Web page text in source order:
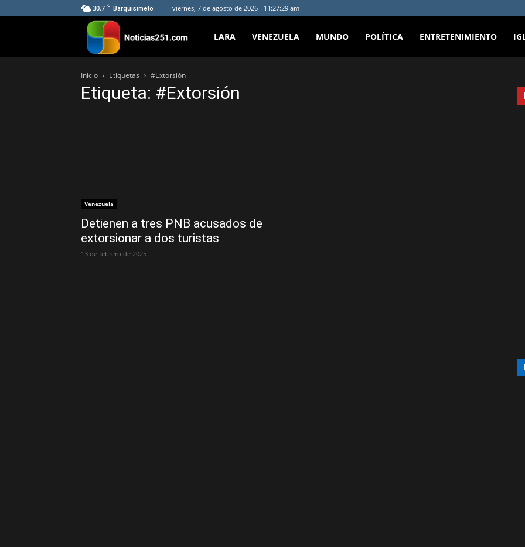
30.7 C Barquisimeto viernes, 7 de agosto de 2026 - 11:27:29 am
Noticias251
LARA VENEZUELA MUNDO POLÍTICA ENTRETENIMIENTO
Inicio Etiquetas #Extorsión
Etiqueta: #Extorsión
Venezuela
Detienen a tres PNB acusados de
extorsionar a dos turistas
13 de febrero de 2025